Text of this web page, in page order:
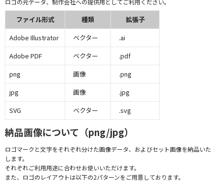
ロゴの元データ、制作会社への提供用としてご利用ください。
ファイル形式 種類
拡張子
Adobe Illustrator
ベクター
.ai
Adobe PDF
ベクター
.pdf
png
画像
.png
jpg
画像
.jpg
SVG
ベクター .svg
納品画像について（png/jpg）
ロゴマークと文字をそれぞれ分けた画像データ、およびセット画像を納品いた
します。
それぞれご利用用途に合わせお使いいただけます。
また、ロゴのレイアウトは以下の2パターンをご用意しております。